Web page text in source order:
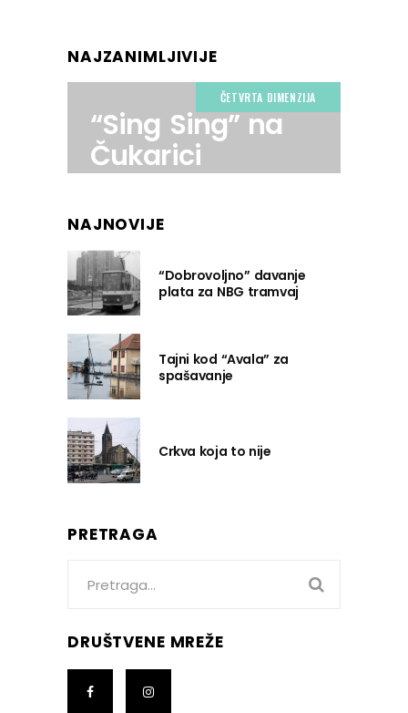
NAJZANIMLJIVIJE
ČETVRTA DIMENZIJA
“Sing Sing” na
Čukarici
NAJNOVIJE
“Dobrovoljno” davanje
plata za NBG tramvaj
Tajni kod “Avala” za
spašavanje
Crkva koja to nije
PRETRAGA
DRUŠTVENE MREŽE